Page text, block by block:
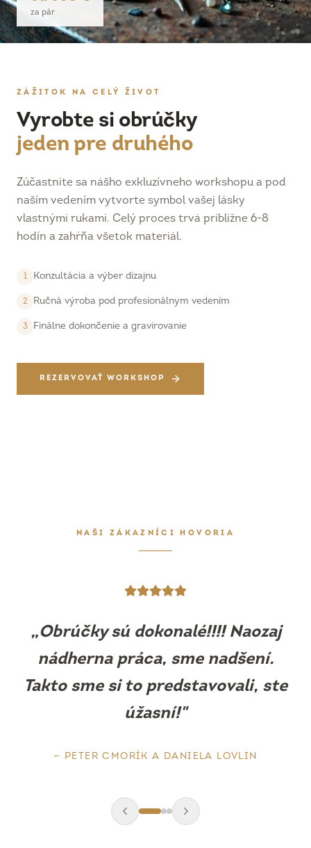
za pár
ZÁŽITOK NA CELÝ ŽIVOT
Vyrobte si obrúčky
jeden pre druhého
Zúčastnite sa nášho exkluzívneho workshopu a pod
naším vedením vytvorte symbol vašej lásky
vlastnými rukami. Celý proces trvá približne 6-8
hodín a zahŕňa všetok materiál.
1 Konzultácia a výber dizajnu
2 Ručná výroba pod profesionálnym vedením
3 Finálne dokončenie a gravírovanie
REZERVOVAŤ WORKSHOP
NAŠI ZÁKAZNÍCI HOVORIA
Obrúčky sú prekrásne, sedia ako
uliate. Máme z nich obrovskú
radosť.
—BARBORA MLEJOVÁ